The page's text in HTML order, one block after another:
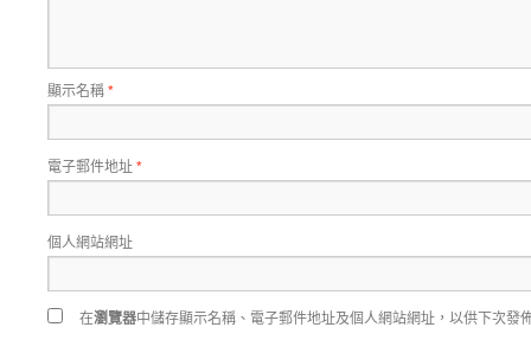
顯示名稱*
電子郵件地址*
個人網站網址
在瀏覽器中儲存顯示名稱、電子郵件地址及個人網站網址，以供下次發